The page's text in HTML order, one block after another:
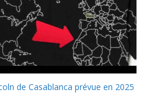
de Casablanca prévue en 2025